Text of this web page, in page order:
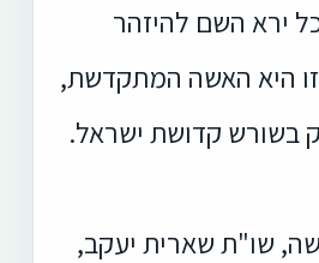
ירא השם להיזהר
היא האשה המתקדשת,
בשורש קדושת ישראל.
שו"ת שארית יעקב,